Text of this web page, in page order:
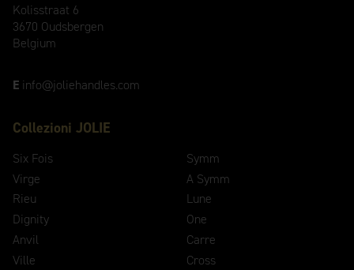
Kolisstraat 6
3670 Oudsbergen
Belgium
E info@joliehandles.com
Collezioni JOLIE
Six Fois
Virge
Rieu
Dignity
Anvil
Ville
Symm
A Symm
Lune
One
Carre
Cross